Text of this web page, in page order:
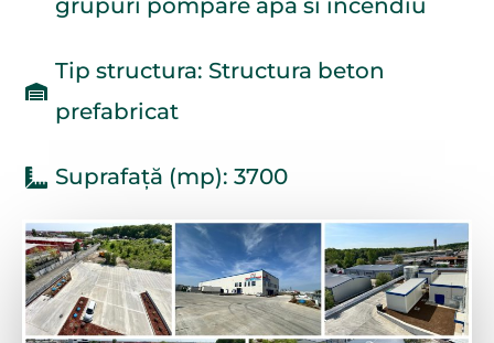
grupuri pompare apa si incendiu
Tip structura: Structura beton
prefabricat
Suprafață (mp): 3700